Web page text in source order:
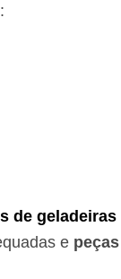
de geladeiras
e peças